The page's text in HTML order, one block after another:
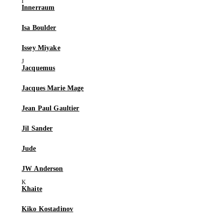
Innerraum
Isa Boulder
Issey Miyake
Jacquemus
Jacques Marie Mage
Jean Paul Gaultier
Jil Sander
Jude
JW Anderson
Khaite
Kiko Kostadinov